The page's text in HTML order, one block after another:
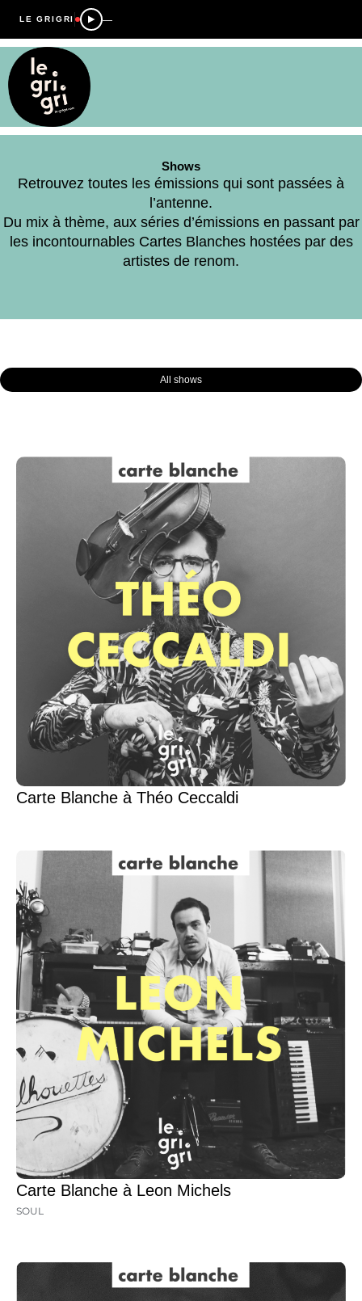
LE GRIGRI —
Shows
Retrouvez toutes les émissions qui sont passées à
l’antenne.
Du mix à thème, aux séries d’émissions en passant par
les incontournables Cartes Blanches hostées par des
artistes de renom.
All shows
Carte Blanche à Théo Ceccaldi
Carte Blanche à Leon Michels
SOUL